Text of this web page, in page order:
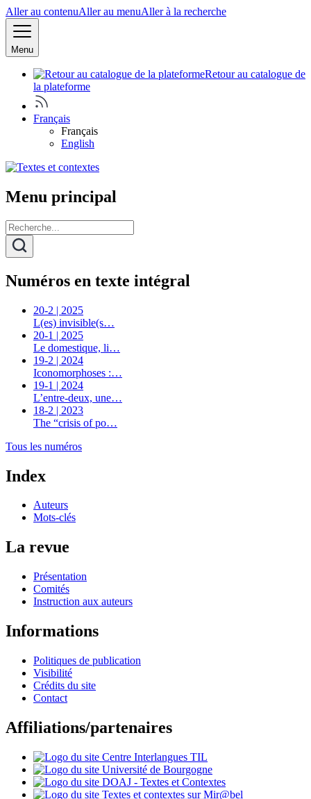
Aller au contenuAller au menuAller à la recherche
Menu
Retour au catalogue de
la plateforme
Français
Français
English
Menu principal
Numéros en texte intégral
20-2 | 2025
L(es) invisible(s…
20-1 | 2025
Le domestique, li…
19-2 | 2024
Iconomorphoses :…
19-1 | 2024
L’entre-deux, une…
18-2 | 2023
The “crisis of po…
Tous les numéros
Index
Auteurs
Mots-clés
La revue
Présentation
Comités
Instruction aux auteurs
Informations
Politiques de publication
Visibilité
Crédits du site
Contact
Affiliations/partenaires